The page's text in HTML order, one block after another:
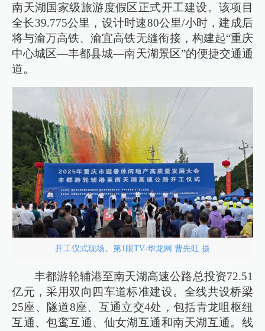
南天湖国家级旅游度假区正式开工建设。该项目
全长39.775公里，设计时速80公里/小时，建成后
将与渝万高铁、渝宜高铁无缝衔接，构建起“重庆
中心城区—丰都县城—南天湖景区”的便捷交通通
道。
开工仪式现场。第1眼TV-华龙网 曹先旺 摄
丰都游轮辅港至南天湖高速公路总投资72.51
亿元，采用双向四车道标准建设。全线共设桥梁
25座、隧道8座、互通立交4处，包括青龙咀枢纽
互通、包鸾互通、仙女湖互通和南天湖互通。线